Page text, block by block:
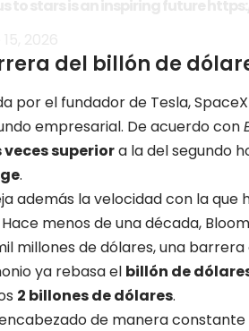
del billón de
por el fundador de Tesla,
empresarial. De acuerdo con
superiora la del segundo
.
además la velocidad con la que
menos de una década,
millones de dólares, una
ya rebasa el billón de
2 billones de dólares.
de manera